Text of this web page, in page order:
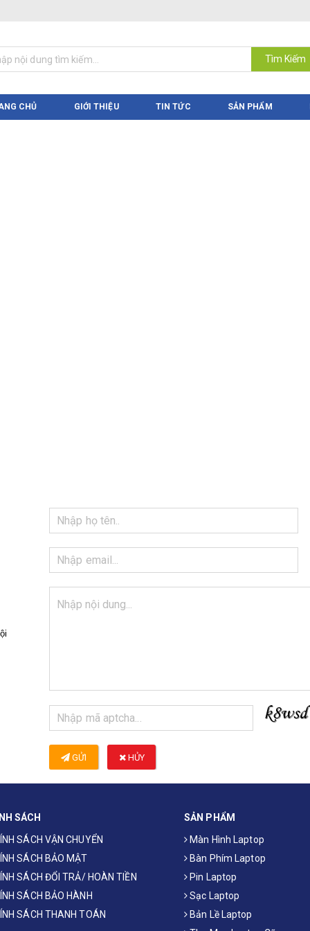
Tìm Kiếm
CHỦ GIỚI THIỆU TIN TỨC SẢN PHẨM
GỬI HỦY
SÁCH
SÁCH VẬN CHUYỂN
SÁCH BẢO MẬT
SÁCH ĐỔI TRẢ/ HOÀN TIỀN
SÁCH BẢO HÀNH
SÁCH THANH TOÁN
SẢN PHẨM
Màn Hình Laptop
Bàn Phím Laptop
Pin Laptop
Sạc Laptop
Bản Lề Laptop